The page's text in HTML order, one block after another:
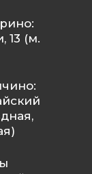
13 (м.